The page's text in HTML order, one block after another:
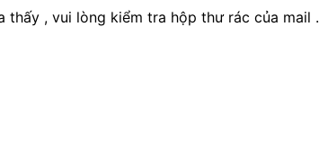
thấy , vui lòng kiểm tra hộp thư rác của mail .